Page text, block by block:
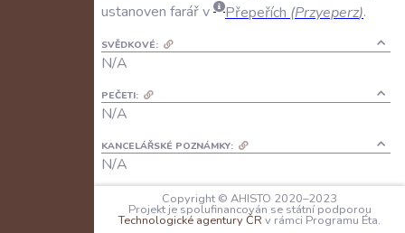
ustanoven farářv Přepeřích (Przyeperz).
SVĚDKOVÉ:
N/A
PEČETI:
N/A
KANCELÁŘSKÉ POZNÁMKY:
N/A
latina
Copyright © AHISTO 2020–2023
Projekt je spolufinancován se státní podporou
Technologické agentury ČR v rámci Programu Éta.